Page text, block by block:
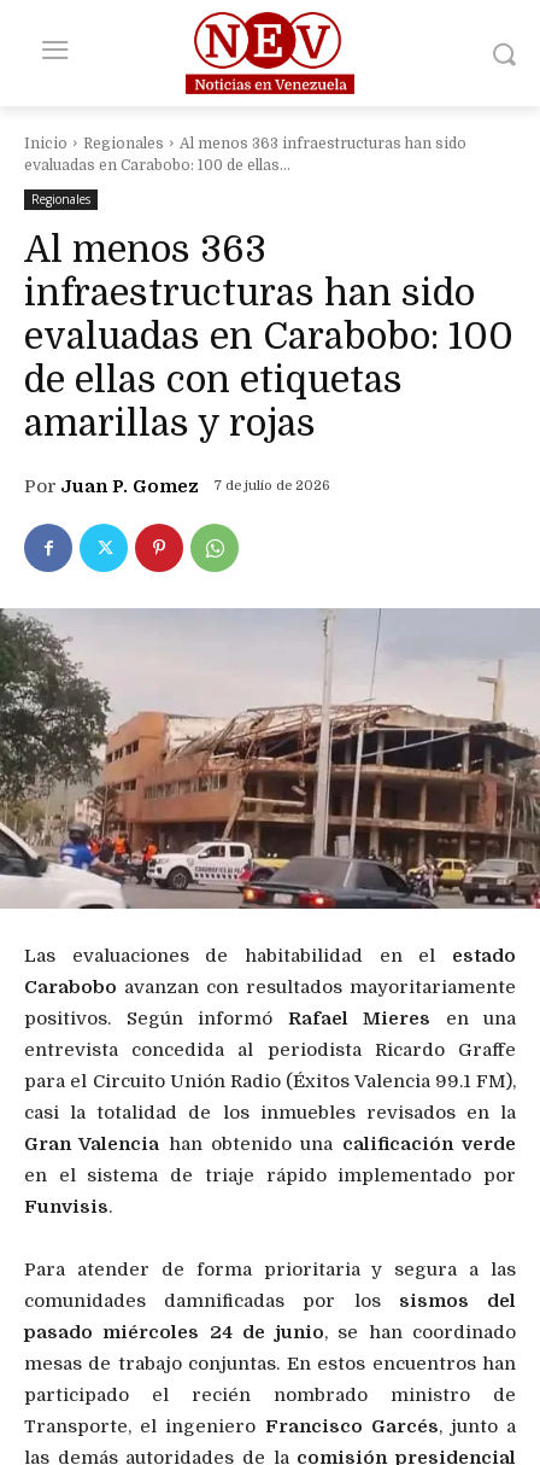
Inicio Regionales
Al menos 363 infraestructuras han sido
evaluadas en Carabobo: 100 de ellas...
Regionales
Al menos 363
infraestructuras han sido
evaluadas en Carabobo: 100
de ellas con etiquetas
amarillas y rojas
Por Juan P. Gomez 7 de julio de 2026
Las evaluaciones de habitabilidad en el estado
Carabobo avanzan con resultados mayoritariamente
positivos. Según informó Rafael Mieres en una
entrevista concedida al periodista Ricardo Graffe
para el Circuito Unión Radio (Éxitos Valencia 99.1 FM),
casi la totalidad de los inmuebles revisados en la
Gran Valenciahan obtenido una calificación verde
en el sistema de triaje rápido implementado por
Funvisis.
Para atender de forma prioritaria y segura a las
comunidades damnificadas por los sismos del
pasado miércoles 24 de junio, se han coordinado
mesas de trabajo conjuntas. En estos encuentros han
participado el recién nombrado ministro de
Transporte, el ingeniero Francisco Garcés, junto a
las demás autoridades de la comisión presidencial